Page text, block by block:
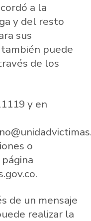
a la
y del resto
sus
puede
de los
y en
o
de un mensaje
realizar la